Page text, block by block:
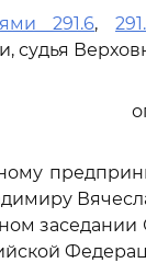
291.6,
судья